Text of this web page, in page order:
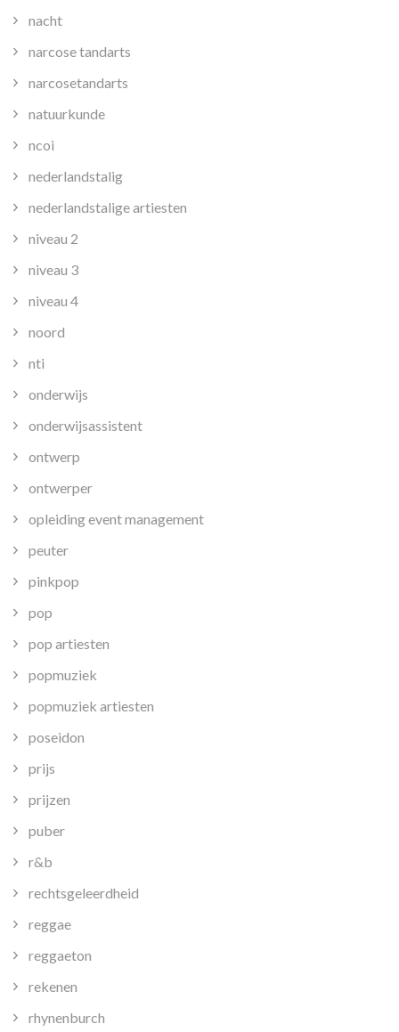
nacht
narcose tandarts
narcosetandarts
natuurkunde
ncoi
nederlandstalig
nederlandstalige artiesten
niveau 2
niveau 3
niveau 4
noord
nti
onderwijs
onderwijsassistent
ontwerp
ontwerper
opleiding event management
peuter
pinkpop
pop
pop artiesten
popmuziek
popmuziek artiesten
poseidon
prijs
prijzen
puber
r&b
rechtsgeleerdheid
reggae
reggaeton
rekenen
rhynenburch